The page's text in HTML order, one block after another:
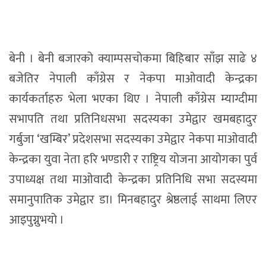
बेनी । बेनी बजारको क्याम्पसचोकमा बिहिबार साँझ साढे ४
बजेतिर नेपाली काँग्रेस र नेकपा माओवादी केन्द्रका
कार्यकर्ताहरु भेला भएका थिए । नेपाली काँग्रेस म्याग्दीमा
सभापति तथा प्रतिनिधसभा सदस्यका उमेद्वार खमबहादुर
गर्बुजा ‘खम्बिर’ प्रदेशसभा सदस्यका उमेद्वार नेकपा माओवादी
केन्द्रका युवा नेता हरि भण्डारी र राष्ट्रिय योजना आयोगका पुर्व
उपाध्यक्ष तथा माओवादी केन्द्रका प्रतिनिधि सभा सदस्यमा
समानुपातिक उमेद्वार डा। मिनबहादुर श्रेष्ठलाई साथमा लिएर
आइपुग्नुभयो ।